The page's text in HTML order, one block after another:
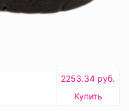
2253.34 руб.
Купить